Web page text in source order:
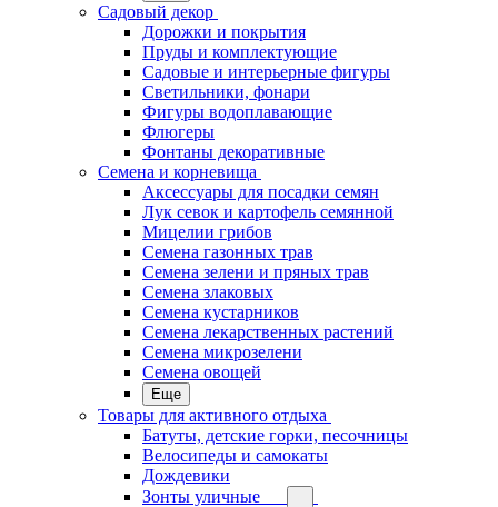
Садовый декор
Дорожки и покрытия
Пруды и комплектующие
Садовые и интерьерные фигуры
Светильники, фонари
Фигуры водоплавающие
Флюгеры
Фонтаны декоративные
Семена и корневища
Аксессуары для посадки семян
Лук севок и картофель семянной
Мицелии грибов
Семена газонных трав
Семена зелени и пряных трав
Семена злаковых
Семена кустарников
Семена лекарственных растений
Семена микрозелени
Семена овощей
Еще
Товары для активного отдыха
Батуты, детские горки, песочницы
Велосипеды и самокаты
Дождевики
Зонты уличные